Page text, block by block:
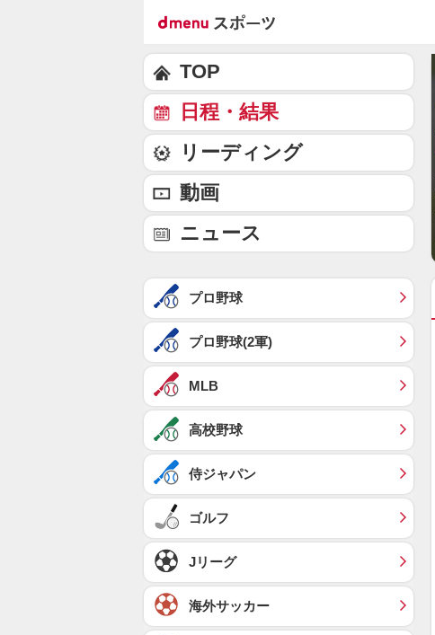
TOP
日程・結果
リーディング
動画
ニュース
プロ野球
プロ野球(2軍)
MLB
高校野球
侍ジャパン
ゴルフ
Jリーグ
海外サッカー